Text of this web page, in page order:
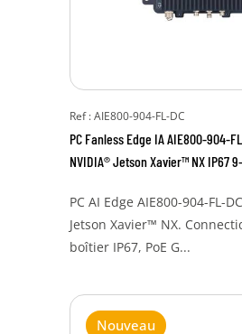
Ref : AIE800-904-FL-DC
PC Fanless Edge IA AIE800-904-
NVIDIA® Jetson Xavier™ NX IP67
PC AI Edge AIE800-904-FL-
Jetson Xavier™ NX.
boîtier IP67, PoE G...
Nouveau